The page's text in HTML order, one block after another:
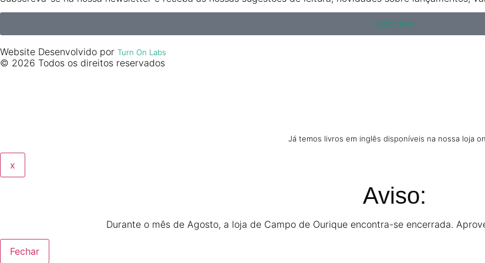
Subscrever
Website Desenvolvido por Turn On Labs
© 2026 Todos os direitos reservados
Já temos livros em inglês disponíveis na nossa loja
x
Aviso:
Durante o mês de Agosto, a loja de Campo de Ourique encontra-se encerrada.
Fechar